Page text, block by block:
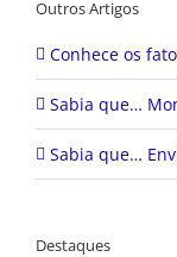
Conhece os
Sabia que…
Sabia que…